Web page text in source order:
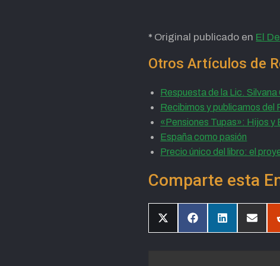
* Original publicado en El
Otros Artículos de
Respuesta de la Lic. Silvana
Recibimos y publicamos del
«Pensiones Tupas»: Hijos y
España como pasión
Precio único del libro: el
Comparte esta
Compartir
en
Compartir
en
Compartir
en
en